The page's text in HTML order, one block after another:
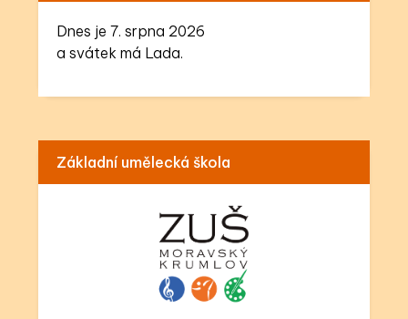
Dnes je 7. srpna 2026
a svátek má Lada.
Základní umělecká škola